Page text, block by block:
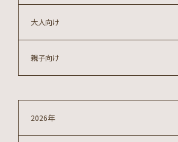
親子向け
大人向け
2026年